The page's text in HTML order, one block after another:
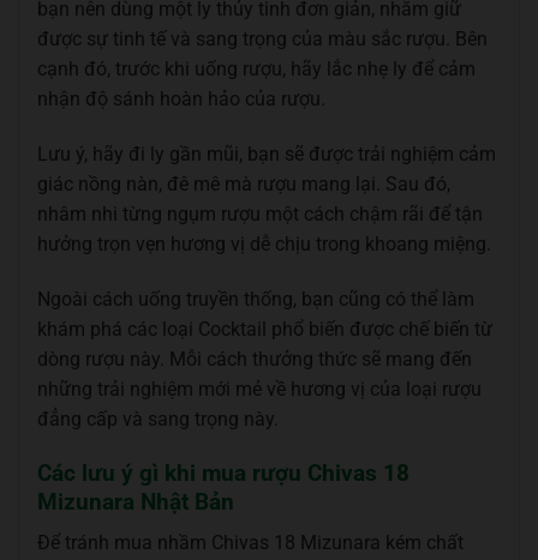
bạn nên dùng một ly thủy tinh đơn giản, nhằm giữ
được sự tinh tế và sang trọng của màu sắc rượu. Bên
cạnh đó, trước khi uống rượu, hãy lắc nhẹ ly để cảm
nhận độ sánh hoàn hảo của rượu.
Lưu ý, hãy đi ly gần mũi, bạn sẽ được trải nghiệm cảm
giác nồng nàn, đê mê mà rượu mang lại. Sau đó,
nhâm nhi từng ngụm rượu một cách chậm rãi để tận
hưởng trọn vẹn hương vị dễ chịu trong khoang miệng.
Ngoài cách uống truyền thống, bạn cũng có thể làm
khám phá các loại Cocktail phổ biến được chế biến từ
dòng rượu này. Mỗi cách thưởng thức sẽ mang đến
những trải nghiệm mới mẻ về hương vị của loại rượu
đẳng cấp và sang trọng này.
Các lưu ý gì khi mua rượu Chivas 18
Mizunara Nhật Bản
Để tránh mua nhầm Chivas 18 Mizunara kém chất